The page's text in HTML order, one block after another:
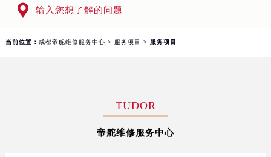
 输入您想了解的问题
当前位置： 成都帝舵维修服务中心 > 服务项目 > 服务项目
TUDOR
帝舵维修服务中心